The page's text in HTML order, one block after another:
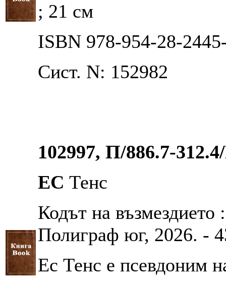
; 21 см
ISBN 978-954-28-
Сист. N: 152982
102997, П/886.7-
ЕС Тенс
Кодът на
Полиграф юг, 2026. -
Ес Тенс е псевдоним